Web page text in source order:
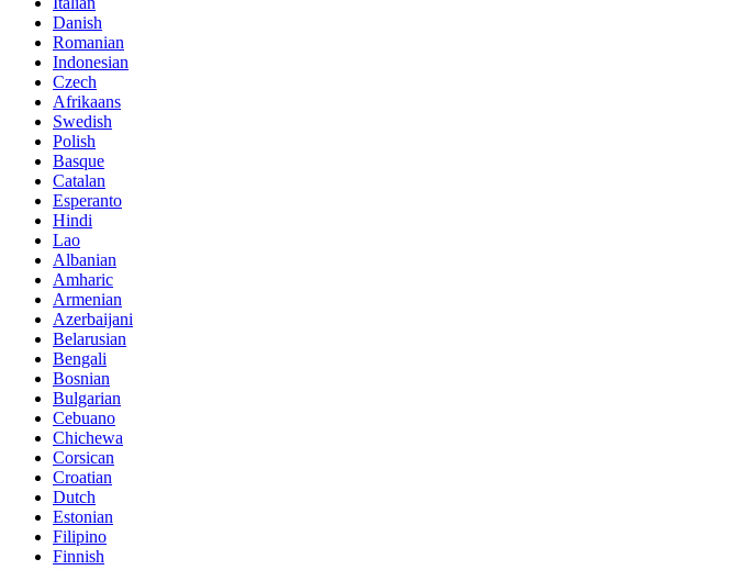
Danish
Romanian
Indonesian
Czech
Afrikaans
Swedish
Polish
Basque
Catalan
Esperanto
Hindi
Lao
Albanian
Amharic
Armenian
Azerbaijani
Belarusian
Bengali
Bosnian
Bulgarian
Cebuano
Chichewa
Corsican
Croatian
Dutch
Estonian
Filipino
Finnish